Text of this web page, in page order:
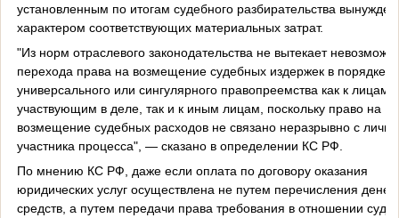
установленным по итогам судебного разбирательства
характером соответствующих материальных затрат.
"Из норм отраслевого законодательства не вытекает
перехода права на возмещение судебных издержек в порядке
универсального или сингулярного правопреемства как к лицам,
участвующим в деле, так и к иным лицам, поскольку право на
возмещение судебных расходов не связано неразрывно с
участника процесса", — сказано в определении КС РФ.
По мнению КС РФ, даже если оплата по договору оказания
юридических услуг осуществлена не путем перечисления
средств, а путем передачи права требования в отношении